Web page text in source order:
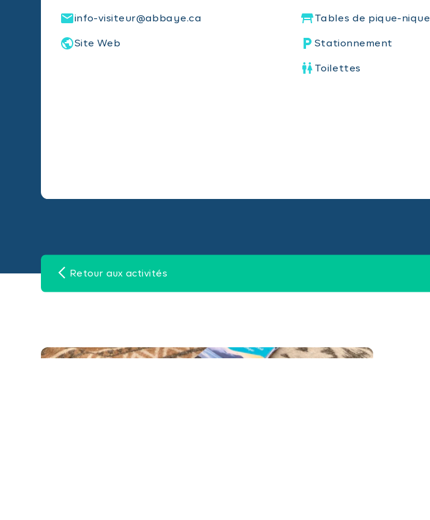
info-visiteur@abbaye.ca
Site Web
Tables de pique-nique
Stationnement
Toilettes
Retour aux activités